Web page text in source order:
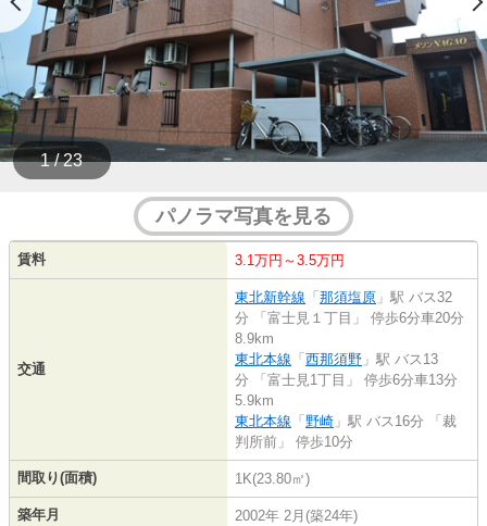
1 / 23
パノラマ写真を見る
賃料 3.1万円～3.5万円
交通
東北新幹線 「 那須塩原 」駅 バス32
分 「富士見１丁目」 停歩6分車20分
8.9km
東北本線 「 西那須野 」駅 バス13
分 「富士見1丁目」 停歩6分車13分
5.9km
東北本線 「 野崎 」駅 バス16分 「裁
判所前」 停歩10分
間取り(面積) 1K(23.80㎡)
築年月 2002年 2月(築24年)